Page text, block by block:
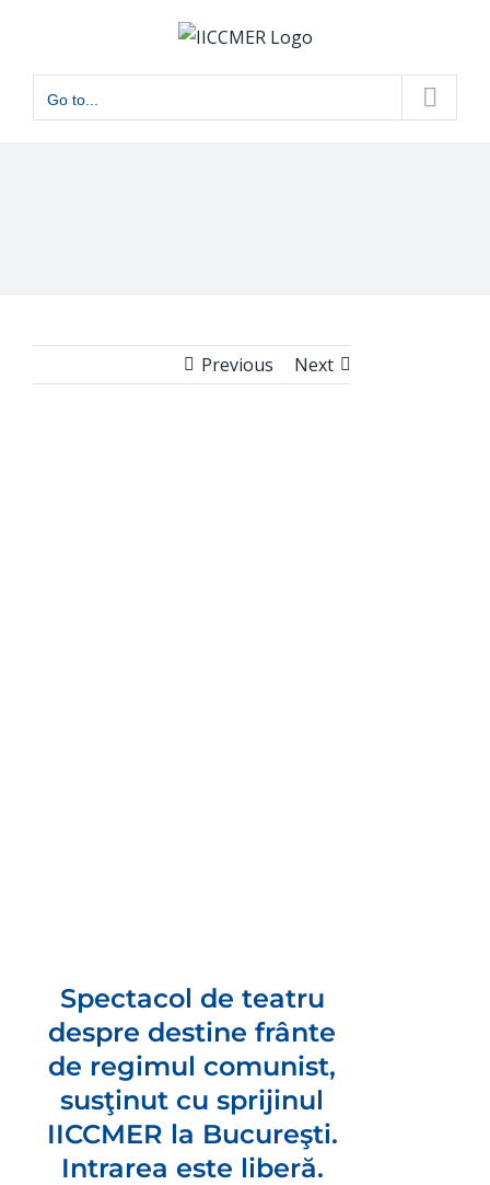
content
Go to...
Previous Next
Spectacol de teatru
despre destine frânte
de regimul comunist,
susţinut cu sprijinul
IICCMER la Bucureşti.
Intrarea este liberă.